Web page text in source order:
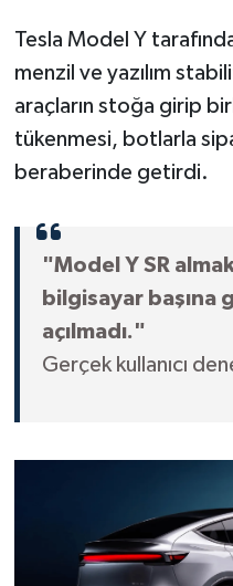
Tesla Model Y
menzil ve yazılım
araçların stoğa girip
tükenmesi, botlarla
beraberinde getirdi.
"Model Y SR
bilgisayar başına
açılmadı."
Gerçek kullanıcı